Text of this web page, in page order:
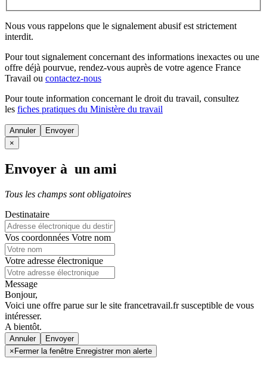
Nous vous rappelons que le signalement abusif est strictement
interdit.
Pour tout signalement concernant des informations inexactes ou une
offre déjà pourvue, rendez-vous auprès de votre agence France
Travail ou contactez-nous
Pour toute information concernant le droit du travail, consultez
les fiches pratiques du Ministère du travail
Annuler
×
Envoyer à un ami
Tous les champs sont obligatoires
Destinataire
Vos coordonnées Votre nom
Votre adresse électronique
Message
Bonjour,
Voici une offre parue sur le site francetravail.fr susceptible de vous
intéresser.
A bientôt.
Annuler
× Fermer la fenêtre Enregistrer mon alerte